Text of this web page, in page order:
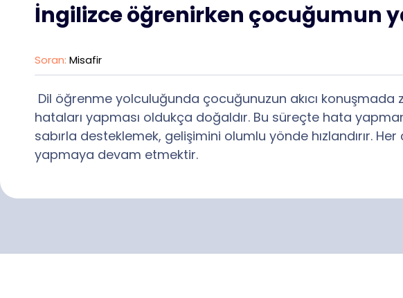
İngilizce öğrenirken çocuğumun
Soran: Misafir
Dil öğrenme yolculuğunda çocuğunuzun akıcı
hataları yapması oldukça doğaldır. Bu süreçte hata
sabırla desteklemek, gelişimini olumlu yönde hızlandırır.
yapmaya devam etmektir.